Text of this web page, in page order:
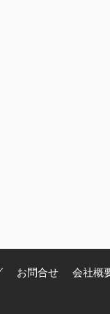
お問合せ 会社概